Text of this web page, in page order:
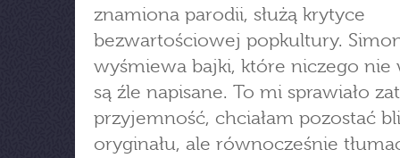
znamiona parodii, służą krytyce
bezwartościowej popkultury.
wyśmiewa bajki, które niczego nie
są źle napisane. To mi sprawiało
przyjemność, chciałam pozostać
oryginału, ale równocześnie